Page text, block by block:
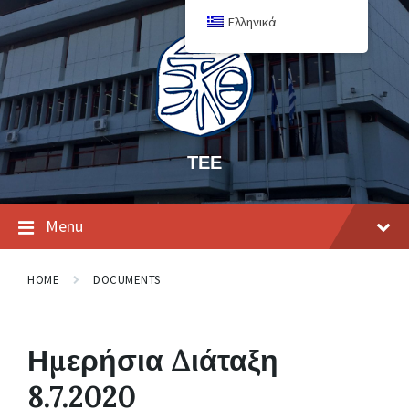
ΤΕΕ
Menu
HOME DOCUMENTS
Ημερήσια Διάταξη
8.7.2020
Ελληνικά